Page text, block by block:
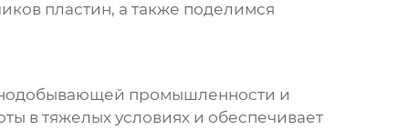
пластин, а также поделимся
промышленности и
в тяжелых условиях и обеспечивает